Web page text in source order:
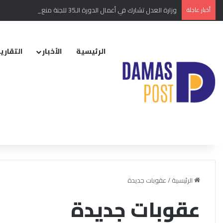
أخبار عاجلة وزارة العدل تشارك في أعمال الدورة الـ35 للجنة منع الجريمة والعدالة الجنائية في فيينا
الرئيسية الأخبار
الرئيسية/عقوبات جديدة
عقوبات جديدة